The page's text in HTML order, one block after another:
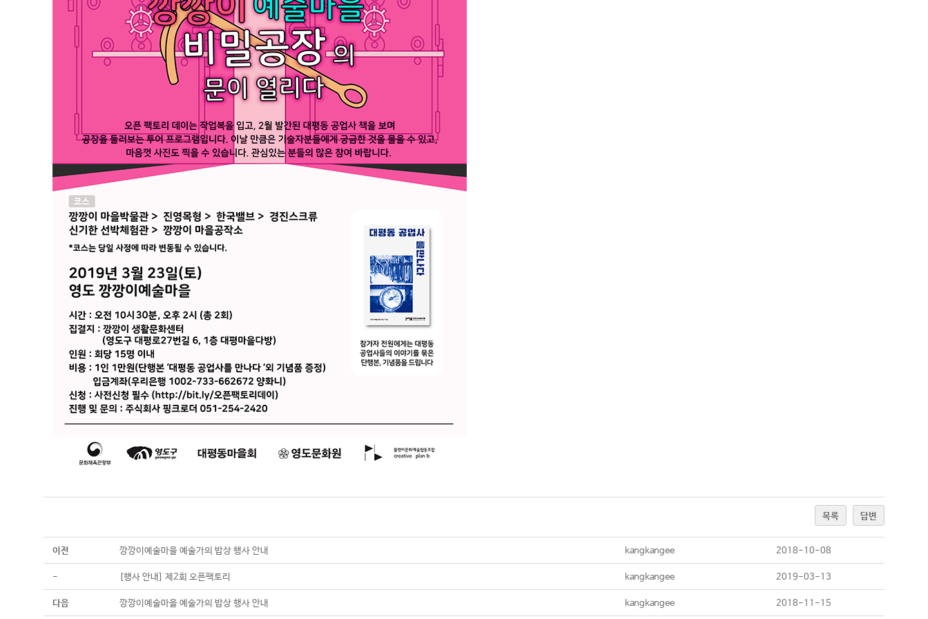
목록 답변
이전 깡깡이예술마을 예술가의 밥상 행사 안내 kangkangee 2018-10-08
- [행사 안내] 제2회 오픈팩토리 kangkangee 2019-03-13
다음 깡깡이예술마을 예술가의 밥상 행사 안내 kangkangee 2018-11-15